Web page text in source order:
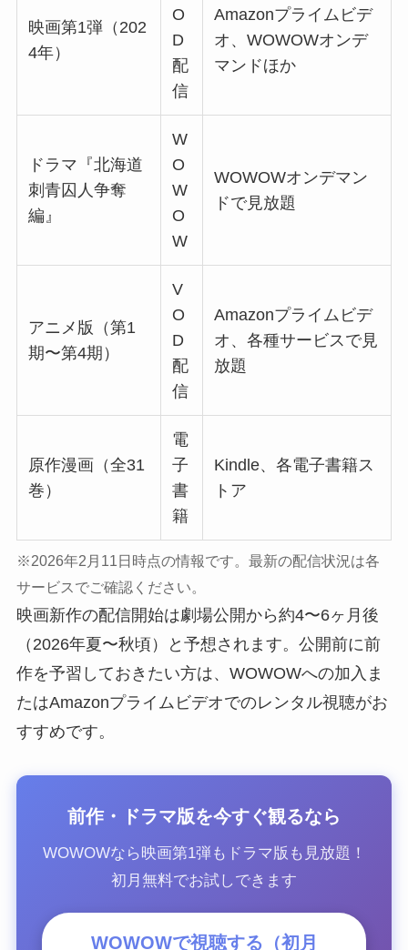
映画第1弾（202
4年）
O
D
配
信
Amazonプライムビデ
オ、WOWOWオンデ
マンドほか
ドラマ『北海道
刺青囚人争奪
編』
W
O
W
O
W
WOWOWオンデマン
ドで見放題
アニメ版（第1
期〜第4期）
V
O
D
配
信
Amazonプライムビデ
オ、各種サービスで見
放題
原作漫画（全31
巻）
電
子
書
籍
Kindle、各電子書籍ス
トア
※2026年2月11日時点の情報です。最新の配信状況は各
サービスでご確認ください。
映画新作の配信開始は劇場公開から約4〜6ヶ月後
（2026年夏〜秋頃）と予想されます。公開前に前
作を予習しておきたい方は、WOWOWへの加入ま
たはAmazonプライムビデオでのレンタル視聴がお
すすめです。
前作・ドラマ版を今すぐ観るなら
WOWOWなら映画第1弾もドラマ版も見放題！
初月無料でお試しできます
WOWOWで視聴する（初月